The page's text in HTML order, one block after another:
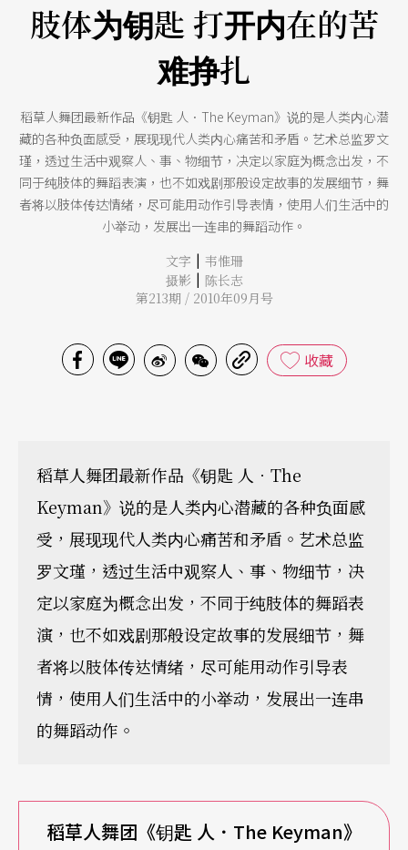
肢体为钥匙 打开内在的苦
难挣扎
稻草人舞团最新作品《钥匙 人．The Keyman》说的是人类内心潜
藏的各种负面感受，展现现代人类内心痛苦和矛盾。艺术总监罗文
瑾，透过生活中观察人、事、物细节，决定以家庭为概念出发，不
同于纯肢体的舞蹈表演，也不如戏剧那般设定故事的发展细节，舞
者将以肢体传达情绪，尽可能用动作引导表情，使用人们生活中的
小举动，发展出一连串的舞蹈动作。
文字 | 韦惟珊
摄影 | 陈长志
第213期 / 2010年09月号
收藏
稻草人舞团最新作品《钥匙 人．The
Keyman》说的是人类内心潜藏的各种负面感
受，展现现代人类内心痛苦和矛盾。艺术总监
罗文瑾，透过生活中观察人、事、物细节，决
定以家庭为概念出发，不同于纯肢体的舞蹈表
演，也不如戏剧那般设定故事的发展细节，舞
者将以肢体传达情绪，尽可能用动作引导表
情，使用人们生活中的小举动，发展出一连串
的舞蹈动作。
稻草人舞团《钥匙 人 ． The Keyman》